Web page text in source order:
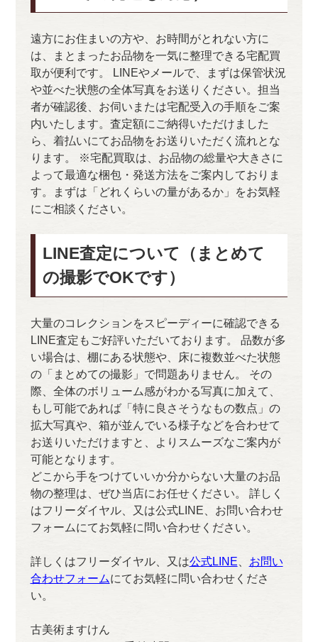
遠方にお住まいの方や、お時間がとれない方に
は、まとまったお品物を一気に整理できる宅配買
取が便利です。 LINEやメールで、まずは保管状況
や並べた状態の全体写真をお送りください。担当
者が確認後、お伺いまたは宅配受入の手順をご案
内いたします。査定額にご納得いただけました
ら、着払いにてお品物をお送りいただく流れとな
ります。 ※宅配買取は、お品物の総量や大きさに
よって最適な梱包・発送方法をご案内しておりま
す。まずは「どれくらいの量があるか」をお気軽
にご相談ください。
LINE査定について（まとめて
の撮影でOKです）
大量のコレクションをスピーディーに確認できる
LINE査定もご好評いただいております。 品数が多
い場合は、棚にある状態や、床に複数並べた状態
の「まとめての撮影」で問題ありません。 その
際、全体のボリューム感がわかる写真に加えて、
もし可能であれば「特に良さそうなもの数点」の
拡大写真や、箱が並んでいる様子などを合わせて
お送りいただけますと、よりスムーズなご案内が
可能となります。
どこから手をつけていいか分からない大量のお品
物の整理は、ぜひ当店にお任せください。 詳しく
はフリーダイヤル、又は公式LINE、お問い合わせ
フォームにてお気軽に問い合わせください。
詳しくはフリーダイヤル、又は公式LINE
お問い
合わせフォームにてお気軽に問い合わせくださ
い。
古美術ますけん